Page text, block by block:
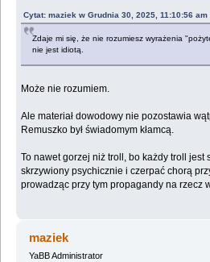
Cytat: maziek w Grudnia 30, 2025, 11:10:56 am
Zdaje mi się, że nie rozumiesz wyrażenia
nie jest idiotą.
Może nie rozumiem.
Ale materiał dowodowy nie pozostawia
Remuszko był świadomym kłamcą.
To nawet gorzej niż troll, bo każdy troll jest
skrzywiony psychicznie i czerpać chorą
prowadząc przy tym propagandy na rzecz
maziek
YaBB Administrator